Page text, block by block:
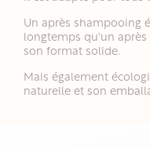
Un après shampooing
longtemps qu'un après
son format solide.
Mais également
naturelle et son